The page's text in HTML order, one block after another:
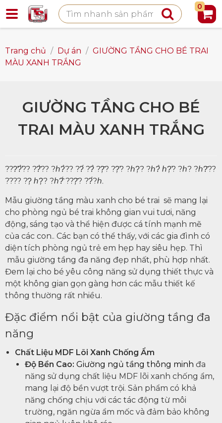
0
Trang chủ / Dự án / GIƯỜNG TẦNG CHO BÉ TRAI
MÀU XANH TRẮNG
GIƯỜNG TẦNG CHO BÉ
TRAI MÀU XANH TRẮNG
???̛?̛̀?? ??̂̀?? ?ℎ?̀?? ??́ ??̀ ??̣̂? ??̛̣? ?ℎ?̣? ?ℎ?̀ ℎ?̛̣? ?ℎ? ?ℎ?̂??
???? ??̣ ℎ?̣? ?ℎ?̂́ ???̣̂? ??́?ℎ.
Mẫu giường tầng màu xanh cho bé trai sẽ mang lại
cho phòng ngủ bé trai không gian vui tươi, năng
động, sáng tạo và thể hiện được cá tính mạnh mẽ
của các con.. Các bạn có thể thấy, với các gia đình có
diện tích phòng ngủ trẻ em hẹp hay siêu hẹp. Thì
mẫu giường tầng đa năng đẹp nhất, phù hợp nhất.
Đem lại cho bé yêu công năng sử dụng thiết thực và
một không gian gọn gàng hơn các mẫu thiết kế
thông thường rất nhiều.
Đặc điểm nổi bật của giường tầng đa
năng
Chất Liệu MDF Lõi Xanh Chống Ẩm
Độ Bền Cao: Giường ngủ tầng thông minh đa
năng sử dụng chất liệu MDF lõi xanh chống ẩm,
mang lại độ bền vượt trội. Sản phẩm có khả
năng chống chịu với các tác động từ môi
trường, ngăn ngừa ẩm mốc và đảm bảo không